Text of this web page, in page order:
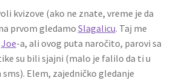
kvizove (ako ne znate, vreme je da
prvom gledamo Slagalicu. Taj me
Joe-a, ali ovog puta naročito, parovi sa
su bili sjajni (malo je falilo da ti u
Elem, zajedničko gledanje